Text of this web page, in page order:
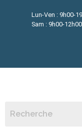
Lun-Ven : 9h00-
Sam : 9h00-12h00